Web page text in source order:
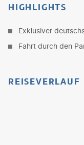
HIGHLIGHTS
Exklusiver
Fahrt durch den
REISEVERLAUF